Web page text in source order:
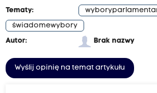
Tematy:
świadomewybory
Autor:
Brak nazwy
Wyślij opinię na temat artykułu